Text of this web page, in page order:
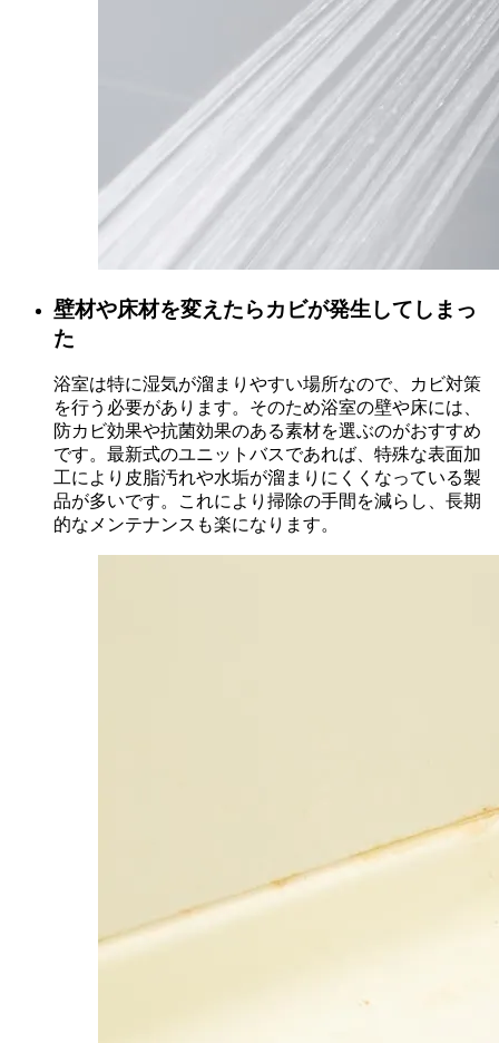
壁材や床材を変えたらカビが発生してしまっ
た
浴室は特に湿気が溜まりやすい場所なので、カビ対策
を行う必要があります。そのため浴室の壁や床には、
防カビ効果や抗菌効果のある素材を選ぶのがおすすめ
です。最新式のユニットバスであれば、特殊な表面加
工により皮脂汚れや水垢が溜まりにくくなっている製
品が多いです。これにより掃除の手間を減らし、長期
的なメンテナンスも楽になります。